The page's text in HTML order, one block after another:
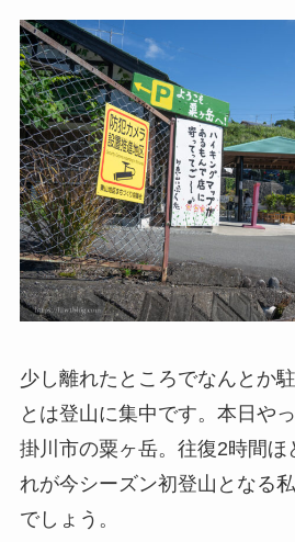
少し離れたところでなんとか
とは登山に集中です。本日や
掛川市の粟ヶ岳。往復2時間ほ
れが今シーズン初登山となる
でしょう。